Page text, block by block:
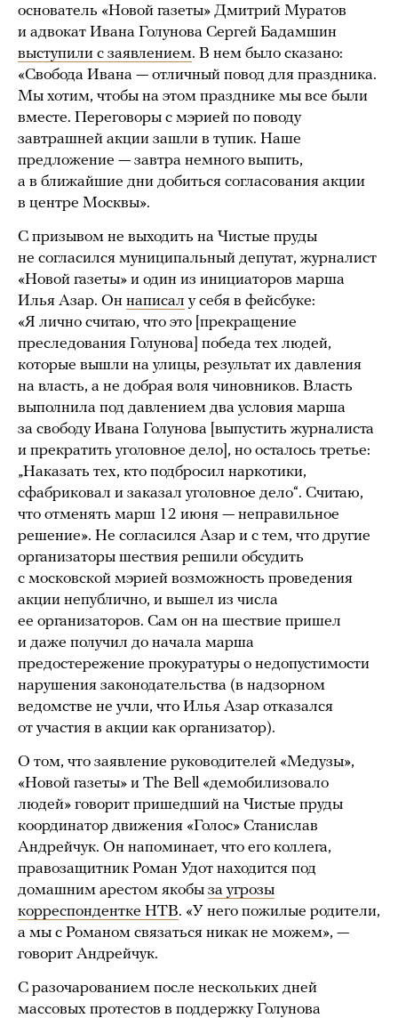
основатель «Новой газеты» Дмитрий Муратов
и адвокат Ивана Голунова Сергей Бадамшин
выступили с заявлением. В нем было сказано:
«Свобода Ивана — отличный повод для праздника.
Мы хотим, чтобы на этом празднике мы все были
вместе. Переговоры с мэрией по поводу
завтрашней акции зашли в тупик. Наше
предложение — завтра немного выпить,
а в ближайшие дни добиться согласования акции
в центре Москвы».
С призывом не выходить на Чистые пруды
не согласился муниципальный депутат, журналист
«Новой газеты» и один из инициаторов марша
Илья Азар. Он написал у себя в фейсбуке:
«Я лично считаю, что это [прекращение
преследования Голунова] победа тех людей,
которые вышли на улицы, результат их давления
на власть, а не добрая воля чиновников. Власть
выполнила под давлением два условия марша
за свободу Ивана Голунова [выпустить журналиста
и прекратить уголовное дело], но осталось третье:
„Наказать тех, кто подбросил наркотики,
сфабриковал и заказал уголовное дело“. Считаю,
что отменять марш 12 июня — неправильное
решение». Не согласился Азар и с тем, что другие
организаторы шествия решили обсудить
с московской мэрией возможность проведения
акции непублично, и вышел из числа
ее организаторов. Сам он на шествие пришел
и даже получил до начала марша
предостережение прокуратуры о недопустимости
нарушения законодательства (в надзорном
ведомстве не учли, что Илья Азар отказался
от участия в акции как организатор).
О том, что заявление руководителей «Медузы»,
«Новой газеты» и The Bell «демобилизовало
людей» говорит пришедший на Чистые пруды
координатор движения «Голос» Станислав
Андрейчук. Он напоминает, что его коллега,
правозащитник Роман Удот находится под
домашним арестом якобы за угрозы
корреспондентке НТВ. «У него пожилые родители,
а мы с Романом связаться никак не можем», —
говорит Андрейчук.
С разочарованием после нескольких дней
массовых протестов в поддержку Голунова